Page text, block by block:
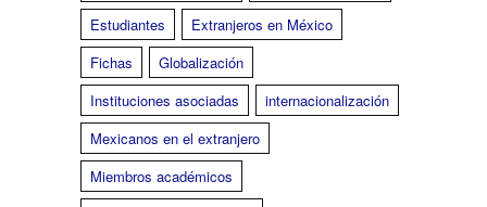
Estudiantes
Extranjeros en México
Fichas
Globalización
Instituciones asociadas
internacionalización
Mexicanos en el extranjero
Miembros académicos